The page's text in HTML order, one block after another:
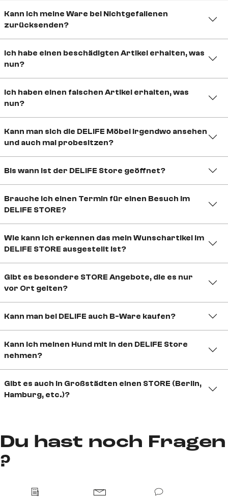
Kann ich meine Ware bei Nichtgefallenen
zurücksenden?
Ich habe einen beschädigten Artikel erhalten, was
nun?
Ich haben einen falschen Artikel erhalten, was
nun?
Kann man sich die DELIFE Möbel irgendwo ansehen
und auch mal probesitzen?
Bis wann ist der DELIFE Store geöffnet?
Brauche ich einen Termin für einen Besuch im
DELIFE STORE?
Wie kann ich erkennen das mein Wunschartikel im
DELIFE STORE ausgestellt ist?
Gibt es besondere STORE Angebote, die es nur
vor Ort gelten?
Kann man bei DELIFE auch B-Ware kaufen?
Kann ich meinen Hund mit in den DELIFE Store
nehmen?
Gibt es auch in Großstädten einen STORE (Berlin,
Hamburg, etc.)?
Du hast noch Fragen
?